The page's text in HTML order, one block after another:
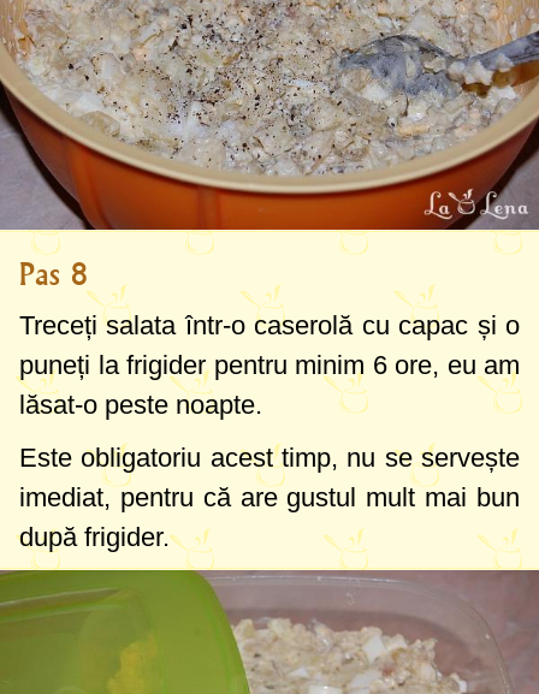
Pas 8
Treceți salata într-o caserolă cu capac și o
puneți la frigider pentru minim 6 ore, eu am
lăsat-o peste noapte.
Este obligatoriu acest timp, nu se servește
imediat, pentru că are gustul mult mai bun
după frigider.